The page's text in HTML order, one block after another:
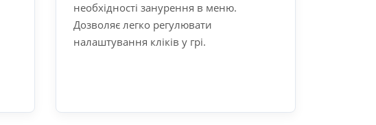
необхідності занурення в меню.
Дозволяє легко регулювати
налаштування кліків у грі.